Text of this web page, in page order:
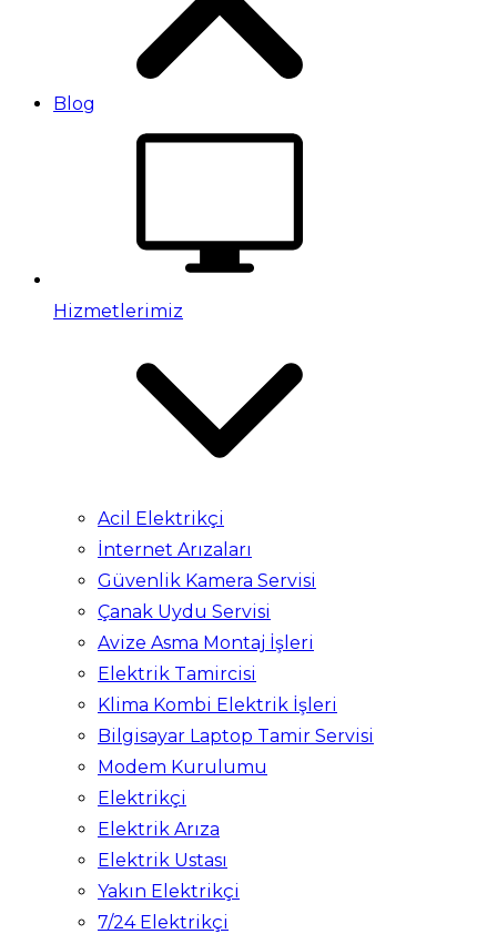
Blog
Hizmetlerimiz
Acil Elektrikçi
İnternet Arızaları
Güvenlik Kamera Servisi
Çanak Uydu Servisi
Avize Asma Montaj İşleri
Elektrik Tamircisi
Klima Kombi Elektrik İşleri
Bilgisayar Laptop Tamir Servisi
Modem Kurulumu
Elektrikçi
Elektrik Arıza
Elektrik Ustası
Yakın Elektrikçi
7/24 Elektrikçi